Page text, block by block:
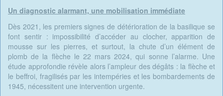
Un diagnostic alarmant, une mobilisation immédiate
Dès 2021, les premiers signes de détérioration de la basilique se
font sentir : impossibilité d’accéder au clocher, apparition de
mousse sur les pierres, et surtout, la chute d’un élément de
plomb de la flèche le 22 mars 2024, qui sonne l’alarme. Une
étude approfondie révèle alors l’ampleur des dégâts : la flèche et
le beffroi, fragilisés par les intempéries et les bombardements de
1945, nécessitent une intervention urgente.